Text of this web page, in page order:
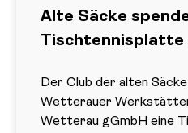
Alte Säcke
Tischtennisplatte
Der Club der alten
Wetterauer
Wetterau gGmbH eine